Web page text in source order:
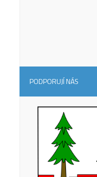
PODPORUJÍ NÁS